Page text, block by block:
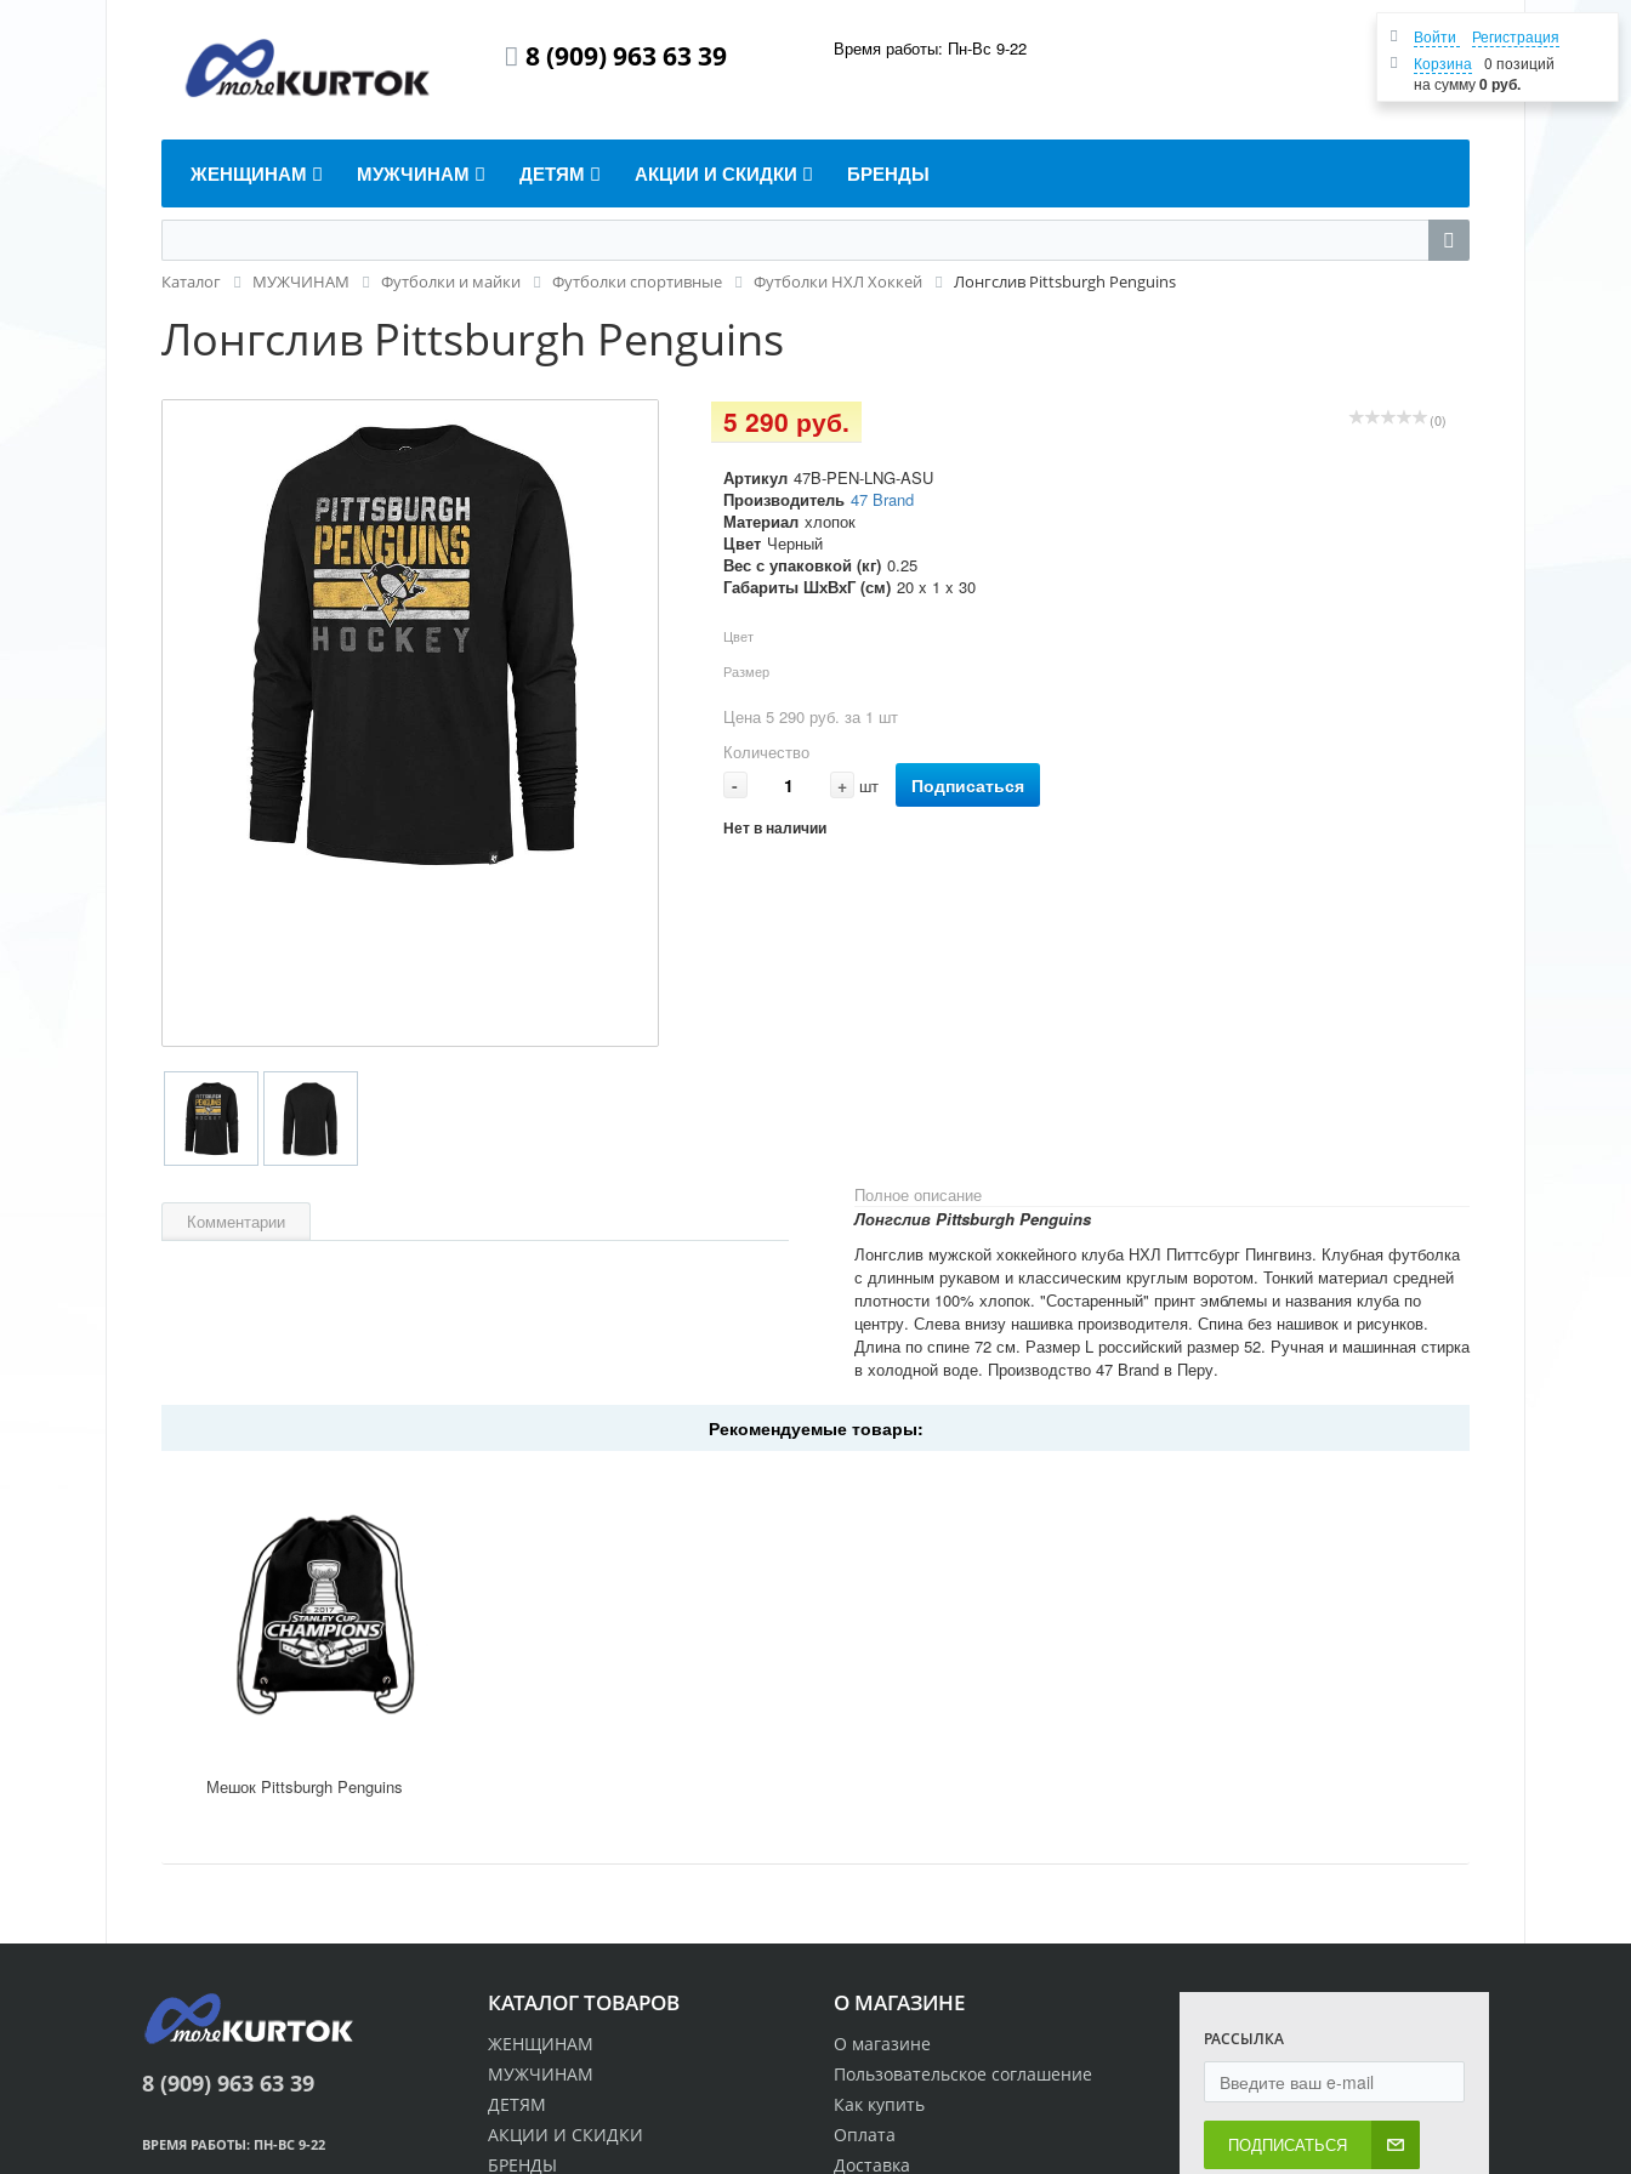
8 (909) 963 63 39 Время работы: Пн-Вс 9-22
Войти
Регистрация
Корзина
0 позиций
на сумму0 руб.
ЖЕНЩИНАМ МУЖЧИНАМ ДЕТЯМ АКЦИИ И СКИДКИ БРЕНДЫ
Каталог МУЖЧИНАМ Футболки и майки Футболки спортивные Футболки НХЛ Хоккей Лонгслив Pittsburgh Penguins
Лонгслив Pittsburgh Penguins
(0)
5 290 руб.
Артикул 47B-PEN-LNG-ASU
Производитель 47 Brand
Материал хлопок
Цвет Черный
Вес с упаковкой (кг) 0.25
Габариты ШхВхГ (см) 20 x 1 x 30
Цвет
Размер
Цена 5 290 руб. за 1 шт
Количество
- + шт Подписаться
Нет в наличии
Полное описание
Лонгслив Pittsburgh Penguins
Лонгслив мужской хоккейного клуба НХЛ Питтсбург Пингвинз. Клубная футболка
с длинным рукавом и классическим круглым воротом. Тонкий материал средней
плотности 100% хлопок. "Состаренный" принт эмблемы и названия клуба по
центру. Слева внизу нашивка производителя. Спина без нашивок и рисунков.
Длина по спине 72 см. Размер L российский размер 52. Ручная и машинная стирка
в холодной воде. Производство 47 Brand в Перу.
Комментарии
Рекомендуемые товары:
Мешок Pittsburgh Penguins
О МАГАЗИНЕ
О магазине
Пользовательское соглашение
Как купить
Оплата
Доставка
КАТАЛОГ ТОВАРОВ
ЖЕНЩИНАМ
МУЖЧИНАМ
ДЕТЯМ
АКЦИИ И СКИДКИ
БРЕНДЫ
РАССЫЛКА
ПОДПИСАТЬСЯ
8 (909) 963 63 39
ВРЕМЯ РАБОТЫ: ПН-ВС 9-22